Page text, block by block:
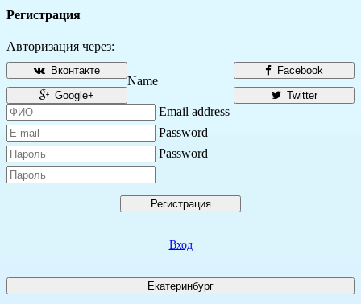
Регистрация
Авторизация через:
Facebook
Вконтакте
Twitter
Google+
Name
Email address
Password
Password
Регистрация
Вход
Екатеринбург